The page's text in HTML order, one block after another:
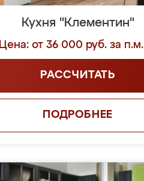
Кухня "Клементин"
Цена: от 36 000 руб. за п.м.
РАССЧИТАТЬ
ПОДРОБНЕЕ